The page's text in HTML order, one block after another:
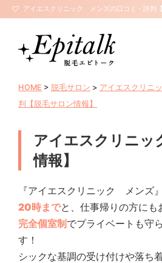
アイエスクリニック メンズの口コミ・評判
HOME > 脱毛サロン > アイエスクリニ
判【脱毛サロン情報】
アイエスクリニ
情報】
『アイエスクリニック メンズ
20時までと、仕事帰りの方にも
完全個室制 でプライベートも守
す！
シックな基調の受け付けや落ち